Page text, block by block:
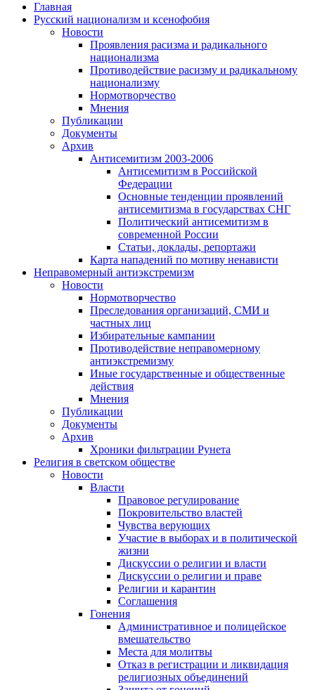
Главная
Русский национализм и ксенофобия
Новости
Проявления расизма и радикального
национализма
Противодействие расизму и радикальному
национализму
Нормотворчество
Мнения
Публикации
Документы
Архив
Антисемитизм 2003-2006
Антисемитизм в Российской
Федерации
Основные тенденции проявлений
антисемитизма в государствах СНГ
Политический антисемитизм в
современной России
Статьи, доклады, репортажи
Карта нападений по мотиву ненависти
Неправомерный антиэкстремизм
Новости
Нормотворчество
Преследования организаций, СМИ и
частных лиц
Избирательные кампании
Противодействие неправомерному
антиэкстремизму
Иные государственные и общественные
действия
Мнения
Публикации
Документы
Архив
Хроники фильтрации Рунета
Религия в светском обществе
Новости
Власти
Правовое регулирование
Покровительство властей
Чувства верующих
Участие в выборах и в политической
жизни
Дискуссии о религии и власти
Дискуссии о религии и праве
Религии и карантин
Соглашения
Гонения
Административное и полицейское
вмешательство
Места для молитвы
Отказ в регистрации и ликвидация
религиозных объединений